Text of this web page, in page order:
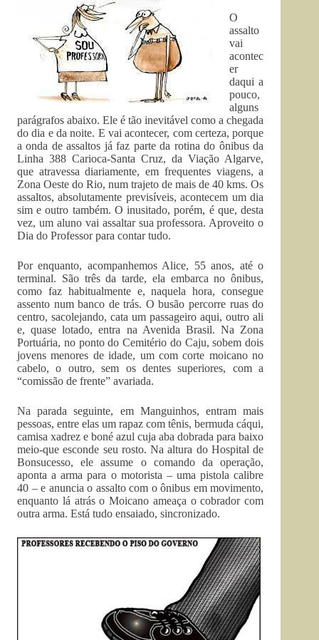
O
assalto
vai
acontec
er
daqui a
pouco,
alguns
parágrafos abaixo. Ele é tão inevitável como a chegada
do dia e da noite. E vai acontecer, com certeza, porque
a onda de assaltos já faz parte da rotina do ônibus da
Linha 388 Carioca-Santa Cruz, da Viação Algarve,
que atravessa diariamente, em frequentes viagens, a
Zona Oeste do Rio, num trajeto de mais de 40 kms. Os
assaltos, absolutamente previsíveis, acontecem um dia
sim e outro também. O inusitado, porém, é que, desta
vez, um aluno vai assaltar sua professora. Aproveito o
Dia do Professor para contar tudo.
Por enquanto, acompanhemos Alice, 55 anos, até o
terminal. São três da tarde, ela embarca no ônibus,
como faz habitualmente e, naquela hora, consegue
assento num banco de trás. O busão percorre ruas do
centro, sacolejando, cata um passageiro aqui, outro ali
e, quase lotado, entra na Avenida Brasil. Na Zona
Portuária, no ponto do Cemitério do Caju, sobem dois
jovens menores de idade, um com corte moicano no
cabelo, o outro, sem os dentes superiores, com a
“comissão de frente” avariada.
Na parada seguinte, em Manguinhos, entram mais
pessoas, entre elas um rapaz com tênis, bermuda cáqui,
camisa xadrez e boné azul cuja aba dobrada para baixo
meio-que esconde seu rosto. Na altura do Hospital de
Bonsucesso, ele assume o comando da operação,
aponta a arma para o motorista – uma pistola calibre
40 – e anuncia o assalto com o ônibus em movimento,
enquanto lá atrás o Moicano ameaça o cobrador com
outra arma. Está tudo ensaiado, sincronizado.